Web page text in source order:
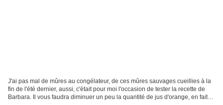
J'ai pas mal de mûres au congélateur, de ces mûres sauvages cueillies à la
fin de l'été dernier, aussi, c'était pour moi l'occasion de tester la recette de
Barbara. Il vous faudra diminuer un peu la quantité de jus d'orange, en fait